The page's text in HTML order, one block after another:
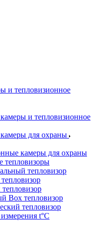
и тепловизионное
и тепловизионное
для охраны
камеры для охраны
тепловизоры
тепловизор
Box тепловизор
тепловизор
t°С